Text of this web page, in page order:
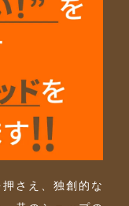
さえ、独創的な